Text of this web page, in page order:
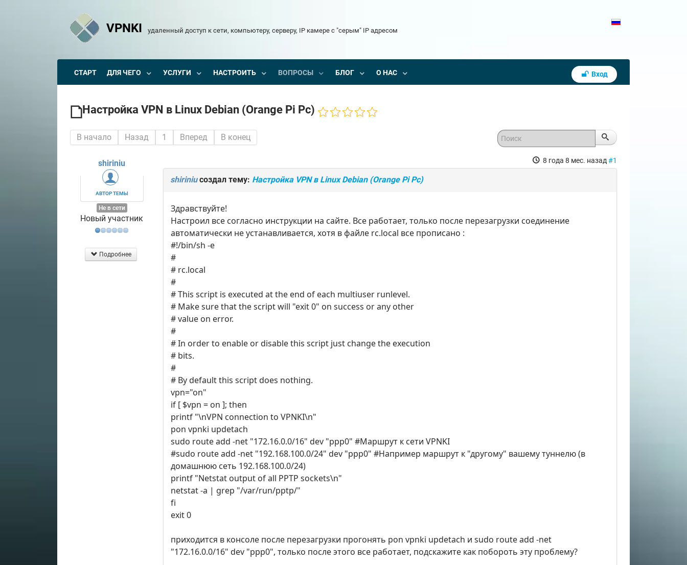
VPNKI удаленный доступ к сети, компьютеру, серверу, IP камере с "серым" IP адресом
СТАРТ ДЛЯ ЧЕГО УСЛУГИ НАСТРОИТЬ ВОПРОСЫ БЛОГ О НАС Вход
Настройка VPN в Linux Debian (Orange Pi Pc)
В начало Назад 1 Вперед В конец
shiriniu
АВТОР ТЕМЫ
Не в сети
Новый участник
Подробнее
8 года 8 мес. назад #1
shiriniuсоздал тему: Настройка VPN в Linux Debian (Orange Pi Pc)
Здравствуйте!
Настроил все согласно инструкции на сайте. Все работает, только после перезагрузки соединение
автоматически не устанавливается, хотя в файле rc.local все прописано :
#!/bin/sh -e
#
# rc.local
#
# This script is executed at the end of each multiuser runlevel.
# Make sure that the script will "exit 0" on success or any other
# value on error.
#
# In order to enable or disable this script just change the execution
# bits.
#
# By default this script does nothing.
vpn="on"
if [ $vpn = on ]; then
printf "\nVPN connection to VPNKI\n"
pon vpnki updetach
sudo route add -net "172.16.0.0/16" dev "ppp0" #Маршрут к сети VPNKI
#sudo route add -net "192.168.100.0/24" dev "ppp0" #Например маршрут к "другому" вашему туннелю (в
домашнюю сеть 192.168.100.0/24)
printf "Netstat output of all PPTP sockets\n"
netstat -a | grep "/var/run/pptp/"
fi
exit 0
приходится в консоле после перезагрузки прогонять pon vpnki updetach и sudo route add -net
"172.16.0.0/16" dev "ppp0", только после этого все работает, подскажите как побороть эту проблему?